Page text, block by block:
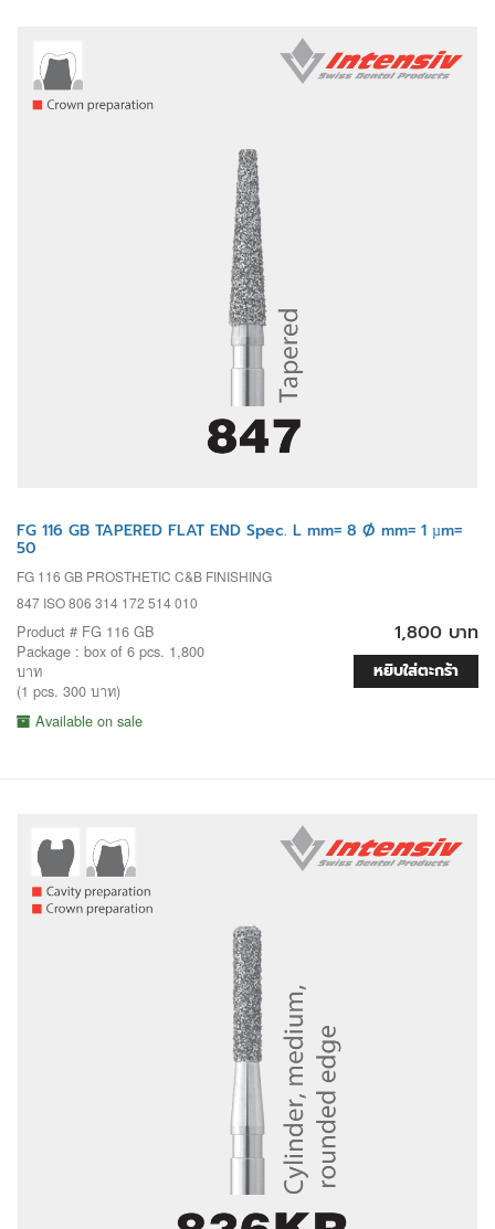
FG 116 GB TAPERED FLAT END Spec. L mm= 8 Ø mm= 1 µm=
50
FG 116 GB PROSTHETIC C&B FINISHING
847 ISO 806 314 172 514 010
Product # FG 116 GB
Package : box of 6 pcs. 1,800
บาท
(1 pcs. 300 บาท)
Available on sale
1,800 บาท
หยิบใส่ตะกร้า